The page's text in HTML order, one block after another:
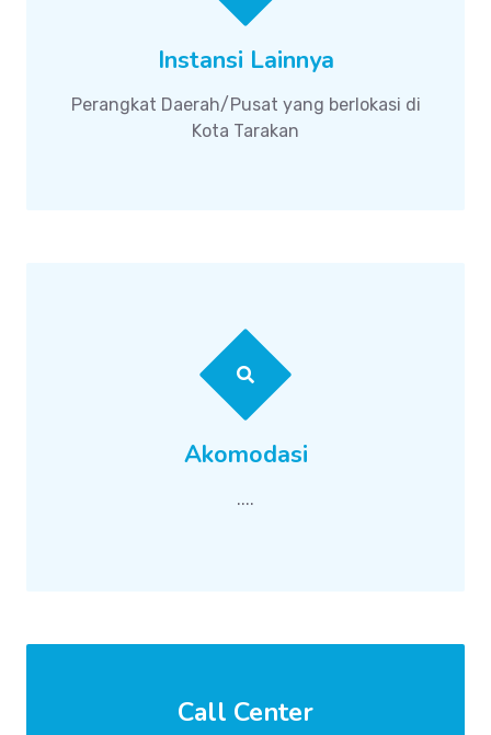
Instansi Lainnya
Perangkat Daerah/Pusat yang berlokasi di
Kota Tarakan
Akomodasi
....
Call Center